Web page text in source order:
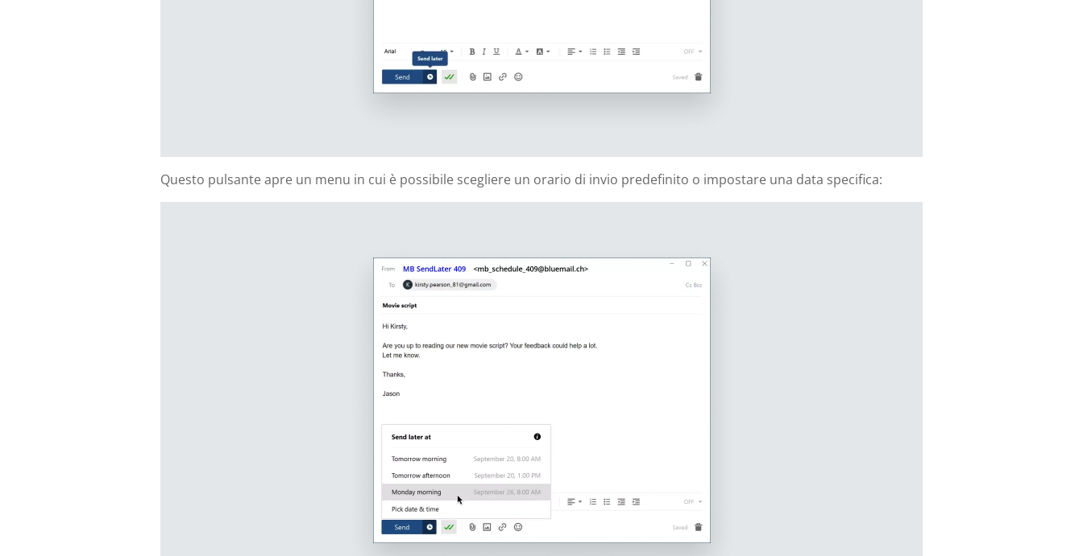
Questo pulsante apre un menu in cui è possibile scegliere un orario di invio predefinito o impostare una data specifica: